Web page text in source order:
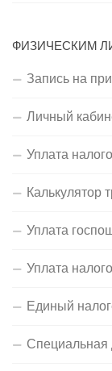
ФИЗИЧЕСКИМ
Запись на
Личный
Уплата
Калькулятор
Уплата
Уплата
Единый
Специальная